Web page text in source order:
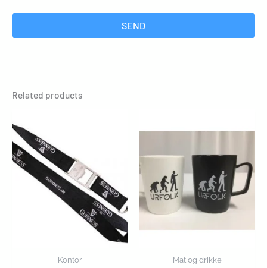
SEND
Related products
Kontor Mat og drikke